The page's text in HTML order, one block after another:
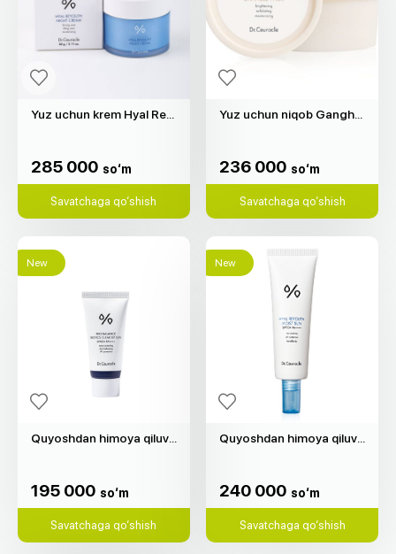
Yuz uchun krem Hyal Reyouth "Dr.Ceuracle" (60gr)
285 000 so‘m
Savatchaga qo‘shish
236 000 so‘m
Savatchaga qo‘shish
New
Quyoshdan himoya qiluvchi krem "Dr.Ceuracle" (50 ml)
195 000 so‘m
Savatchaga qo‘shish
New
Quyoshdan himoya qiluvchi krem Hyal Reyouth "Dr.Ceuracle" (50ml)
240 000 so‘m
Savatchaga qo‘shish